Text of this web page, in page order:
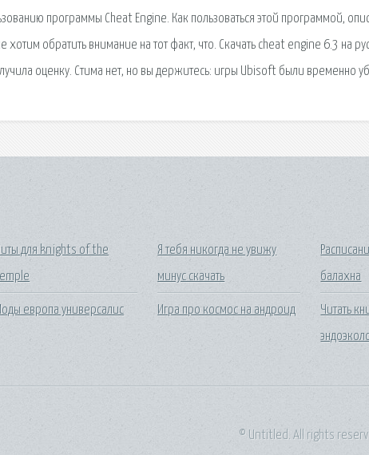
программы Cheat Engine. Как пользоваться этой программой,
хотим обратить внимание на тот факт, что. Скачать cheat engine 6.3 на
оценку. Стима нет, но вы держитесь: игры Ubisoft были временно
для knights of the
европа универсалис
Я тебя никогда не увижу
минус скачать
Игра про космос на андроид
балахна
Читать
© Untitled. All rights